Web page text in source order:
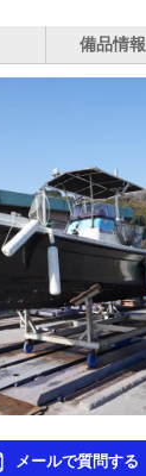
備品情報
メールで質問する